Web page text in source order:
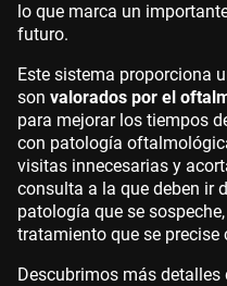
lo que marca un
futuro.
Este sistema proporciona
son valorados por el
para mejorar los tiempos
con patología
visitas innecesarias y
consulta a la que deben ir
patología que se
tratamiento que se precise
Descubrimos más detalles